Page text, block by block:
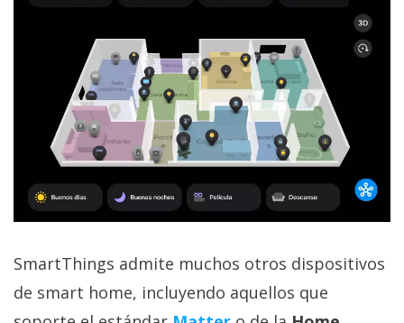
SmartThings admite muchos otros dispositivos
de smart home, incluyendo aquellos que